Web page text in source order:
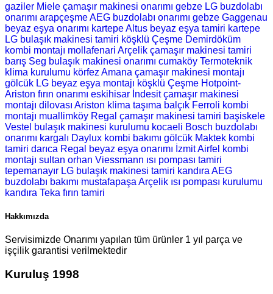
gaziler Miele çamaşır makinesi onarımı gebze LG buzdolabı
onarımı arapçeşme AEG buzdolabı onarımı gebze Gaggenau
beyaz eşya onarımı kartepe Altus beyaz eşya tamiri kartepe
LG bulaşık makinesi tamiri köşklü Çeşme Demirdöküm
kombi montajı mollafenari Arçelik çamaşır makinesi tamiri
barış Seg bulaşık makinesi onarımı cumaköy Termoteknik
klima kurulumu körfez Amana çamaşır makinesi montajı
gölcük LG beyaz eşya montajı köşklü Çeşme Hotpoint-
Ariston fırın onarımı eskihisar İndesit çamaşır makinesi
montajı dilovası Ariston klima taşıma balçık Ferroli kombi
montajı muallimköy Regal çamaşır makinesi tamiri başiskele
Vestel bulaşık makinesi kurulumu kocaeli Bosch buzdolabı
onarımı kargalı Daylux kombi bakımı gölcük Maktek kombi
tamiri darıca Regal beyaz eşya onarımı İzmit Airfel kombi
montajı sultan orhan Viessmann ısı pompası tamiri
tepemanayır LG bulaşık makinesi tamiri kandıra AEG
buzdolabı bakımı mustafapaşa Arçelik ısı pompası kurulumu
kandıra Teka fırın tamiri
Hakkımızda
Servisimizde Onarımı yapılan tüm ürünler 1 yıl parça ve
işçilik garantisi verilmektedir
Kuruluş 1998